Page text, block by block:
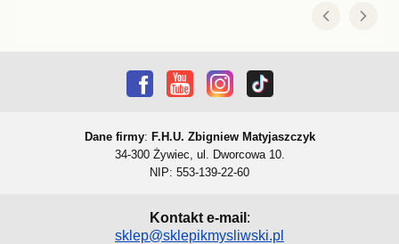
Dane firmy: F.H.U. Zbigniew Matyjaszczyk
34-300 Żywiec, ul. Dworcowa 10.
NIP: 553-139-22-60
Kontakt e-mail :
sklep@sklepikmysliwski.pl